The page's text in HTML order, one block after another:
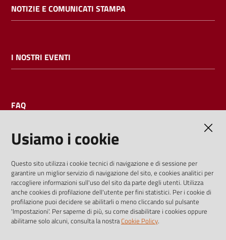
NOTIZIE E COMUNICATI STAMPA
I NOSTRI EVENTI
FAQ
I dati personali pubblicati sono riutilizzabili solo alle condizioni
previste dalla direttiva comunitaria 2003/98/CE e dal d.lgs.
36/2006
Usiamo i cookie
Questo sito utilizza i cookie tecnici di navigazione e di sessione per
garantire un miglior servizio di navigazione del sito, e cookies analitici per
raccogliere informazioni sull'uso del sito da parte degli utenti. Utilizza
anche cookies di profilazione dell'utente per fini statistici. Per i cookie di
profilazione puoi decidere se abilitarli o meno cliccando sul pulsante
'Impostazioni'. Per saperne di più, su come disabilitare i cookies oppure
abilitarne solo alcuni, consulta la nostraCookie Policy.